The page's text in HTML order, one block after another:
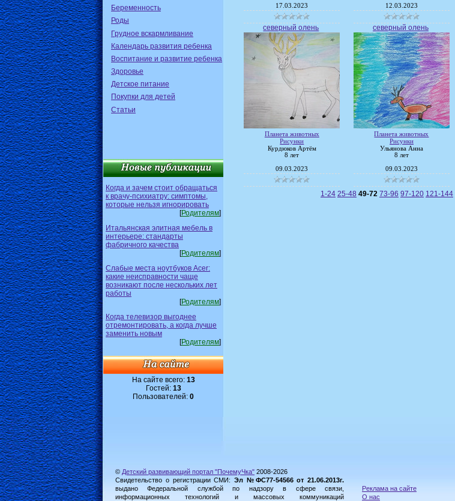
Беременность
Роды
Грудное вскармливание
Календарь развития ребенка
Воспитание и развитие ребенка
Здоровье
Детское питание
Покупки для детей
Статьи
Когда и зачем стоит обращаться
к врачу-психиатру: симптомы,
которые нельзя игнорировать
[Родителям]
Итальянская элитная мебель в
интерьере: стандарты
фабричного качества
[Родителям]
Слабые места ноутбуков Acer:
какие неисправности чаще
возникают после нескольких лет
работы
[Родителям]
Когда телевизор выгоднее
отремонтировать, а когда лучше
заменить новым
[Родителям]
На сайте всего: 13
Гостей: 13
Пользователей: 0
17.03.2023 12.03.2023
северный олень
Планета животных
Рисунки
Курдюков Артём
8 лет
09.03.2023
северный олень
Планета животных
Рисунки
Ульянова Анна
8 лет
09.03.2023
1-24 25-48 49-72 73-96 97-120 121-144
© Детский развивающий портал "ПочемуЧка" 2008-2026
Свидетельство о регистрации СМИ: Эл №ФС77-54566 от 21.06.2013г.
выдано Федеральной службой по надзору в сфере связи,
информационных технологий и массовых коммуникаций
Реклама на сайте
О нас